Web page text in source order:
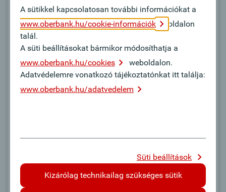
Közös célunk:
Sie begleiten Bauprojekte, die von der Oberbank in
Österreich und Deutschland finanziert werden, über
den gesamten Projektverlauf – von der Prüfung bis
zur Fertigstellung. Dabei behalten Sie Kosten,
Termine und Qualität im Blick und übersetzen
Fachabteilungen und externen Projektpartner:innen
sorgen Sie für Transparenz bei Kredit- und
Risikoentscheidungen.
Legfontosabb feladatok:
A sütikkel kapcsolatosan további információkat a
www.oberbank.hu/cookie-információk
oldalon
talál.
A süti beállításokat bármikor módosíthatja a
www.oberbank.hu/cookies
weboldalon.
Adatvédelemre vonatkozó tájékoztatónkat itt találja:
www.oberbank.hu/adatvedelem
Süti beállítások
Kizárólag technikailag szükséges sütik